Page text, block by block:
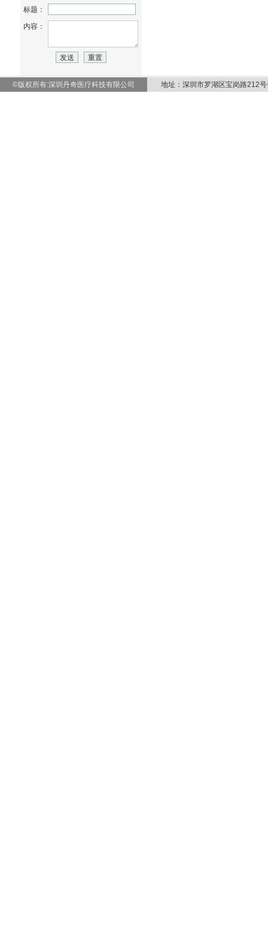
标题：
内容：
©版权所有:深圳丹奇医疗科技有限公司 地址：深圳市罗湖区宝岗路212